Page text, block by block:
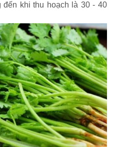
khi thu hoạch là 30 - 40